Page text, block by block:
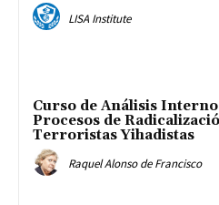
LISA Institute
Curso de Análisis
Procesos de
Terroristas Yihadistas
Raquel Alonso de Francisco